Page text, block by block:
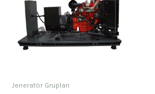
Jeneratör Grupları